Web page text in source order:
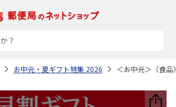
お中元・夏ギフト特集 2026 ＜お中元＞（食